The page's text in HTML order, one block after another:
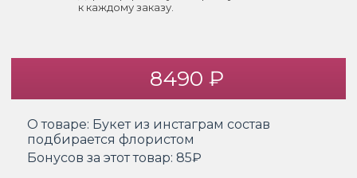
к каждому заказу.
8490 ₽
О товаре: Букет из инстаграм состав
подбирается флористом
Бонусов за этот товар: 85₽